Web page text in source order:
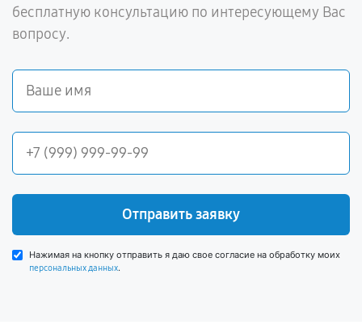
бесплатную консультацию по интересующему Вас
вопросу.
Отправить заявку
Нажимая на кнопку отправить я даю свое согласие на обработку моих
персональных данных.